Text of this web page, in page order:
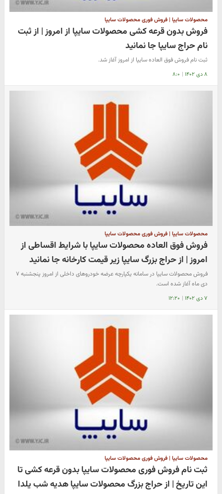
محصولات سایپا | فروش فوری محصولات سایپا
فروش بدون قرعه کشی محصولات سایپا از امروز | از ثبت
نام حراج سایپا جا نمانید
ثبت نام فروش فوق العاده سایپا از امروز آغاز شد.
۸ دی ۱۴۰۲ | ۸:۰
محصولات سایپا | فروش فوری محصولات سایپا
فروش فوق العاده محصولات سایپا با شرایط اقساطی از
امروز | از حراج بزرگ سایپا زیر قیمت کارخانه جا نمانید
فروش محصولات سایپا در سامانه یکپارچه عرضه خودرو‌های داخلی از امروز پنجشنبه ۷
دی ماه آغاز شده است.
۷ دی ۱۴۰۲ | ۱۲:۲۰
محصولات سایپا | فروش فوری محصولات سایپا
ثبت نام فروش فوری محصولات سایپا بدون قرعه کشی تا
این تاریخ | از حراج بزرگ محصولات سایپا هدیه شب یلدا